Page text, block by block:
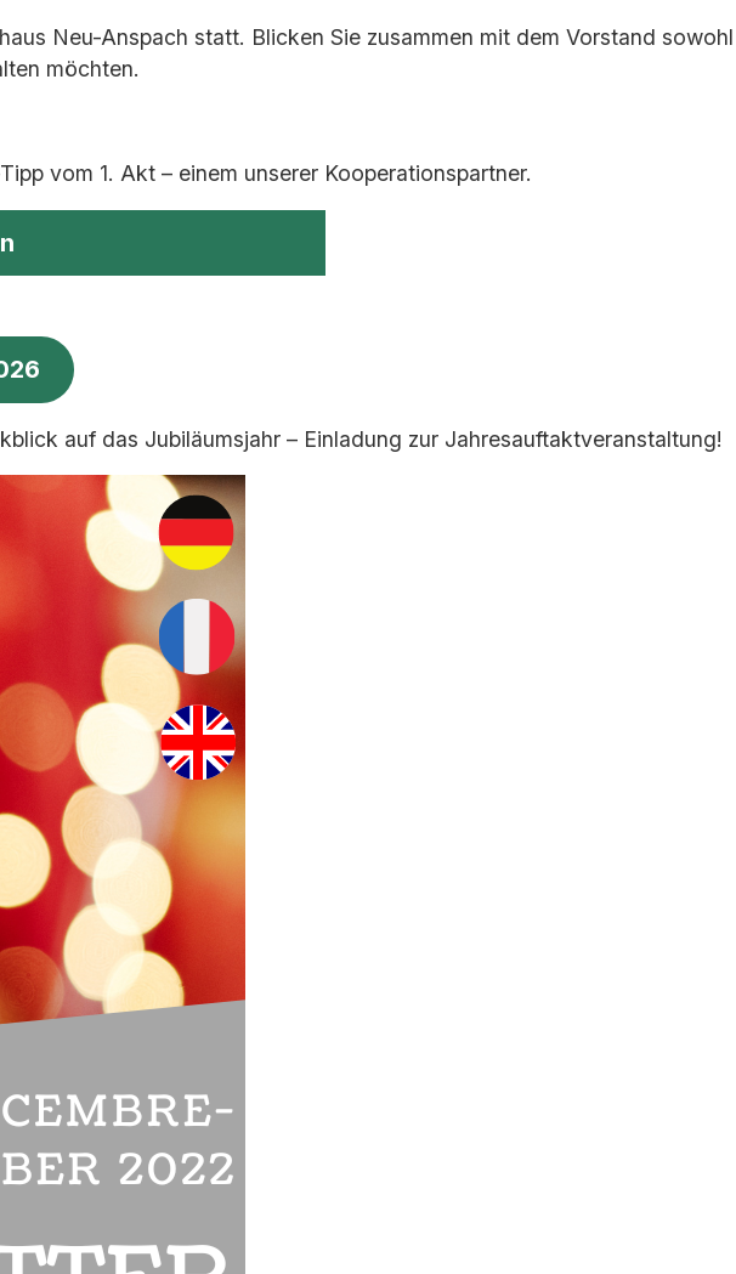
Neu-Anspach statt. Blicken Sie zusammen mit dem Vorstand sowohl
möchten.
vom 1. Akt – einem unserer Kooperationspartner.
auf das Jubiläumsjahr – Einladung zur Jahresauftaktveranstaltung!